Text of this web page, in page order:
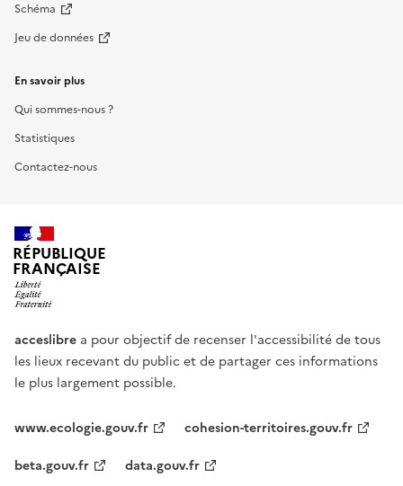
Schéma
Jeu de données
En savoir plus
Qui sommes-nous ?
Statistiques
Contactez-nous
RÉPUBLIQUE
FRANÇAISE
acceslibre a pour objectif de recenser l'accessibilité de tous
les lieux recevant du public et de partager ces informations
le plus largement possible.
www.ecologie.gouv.fr
cohesion-territoires.gouv.fr
beta.gouv.fr
data.gouv.fr